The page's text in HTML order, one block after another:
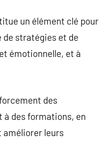
un élément clé pour
de stratégies et de
émotionnelle, et à
des
à des formations, en
améliorer leurs